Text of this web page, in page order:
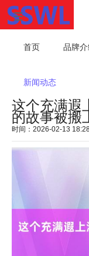
首页 品牌介
新闻动态
这个充满遐
的故事被搬
时间：2026-02-13